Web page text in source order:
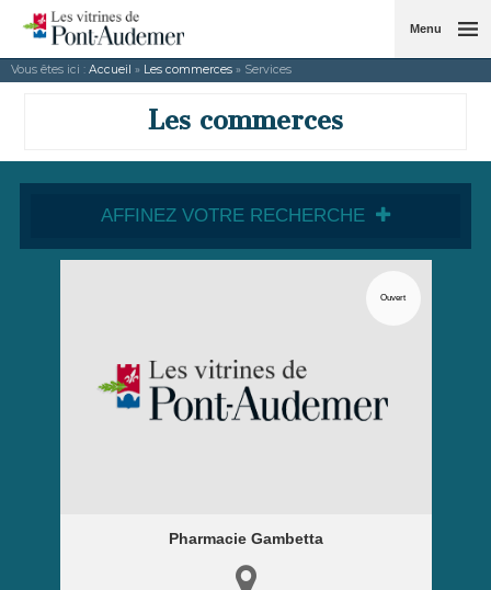
Menu
Vous êtes ici : Accueil » Les commerces » Services
Les commerces
AFFINEZ VOTRE RECHERCHE
Pharmacie Gambetta
Ouvert